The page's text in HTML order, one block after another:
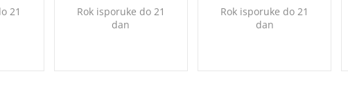
21
Rok isporuke do 21
dan
Rok isporuke do 21
dan